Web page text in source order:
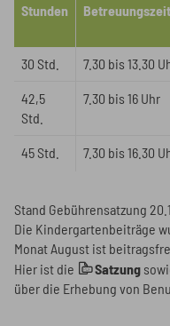
Stunden
30 Std.
7.30 bis 13.30
42,5
Std.
7.30 bis 16 Uhr
45 Std. 7.30 bis 16.30
Stand Gebührensatzung
Die Kindergartenbeiträge
Monat August ist
Hier ist die
Satzung
über die Erhebung von